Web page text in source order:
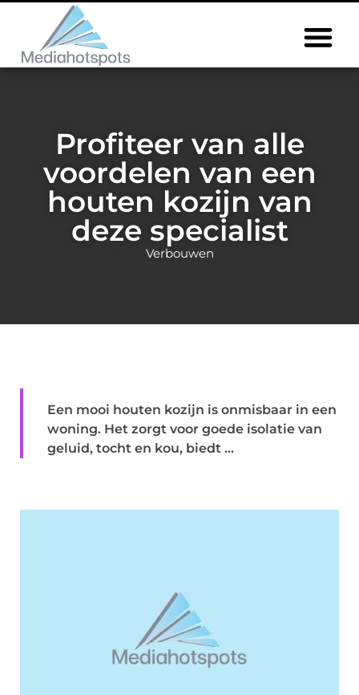
Profiteer van alle
voordelen van een
houten kozijn van
deze specialist
Verbouwen
Een mooi houten kozijn is onmisbaar in een
woning. Het zorgt voor goede isolatie van
geluid, tocht en kou, biedt ...